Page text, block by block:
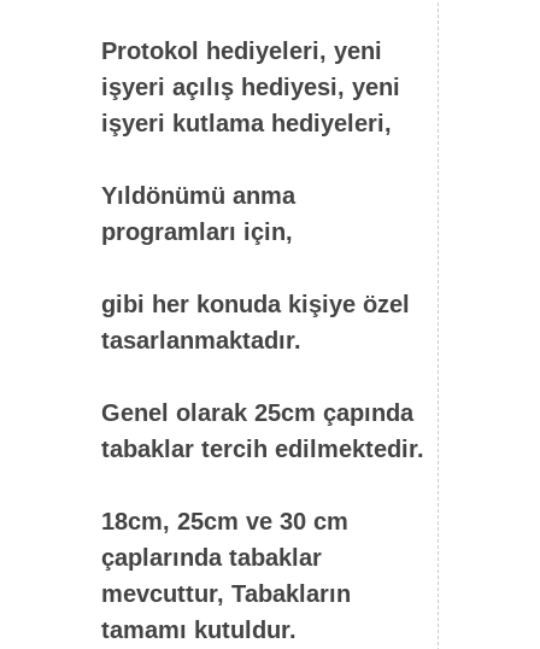
Protokol hediyeleri, yeni
işyeri açılış hediyesi, yeni
işyeri kutlama hediyeleri,
Yıldönümü anma
programları için,
gibi her konuda kişiye özel
tasarlanmaktadır.
Genel olarak 25cm çapında
tabaklar tercih edilmektedir.
18cm, 25cm ve 30 cm
çaplarında tabaklar
mevcuttur, Tabakların
tamamı kutuldur.